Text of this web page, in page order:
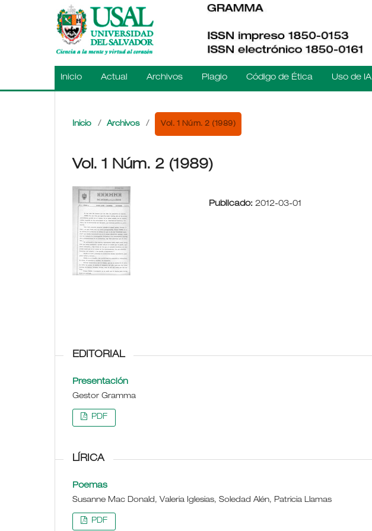
Inicio Actual Archivos Plagio Código de Ética Uso de IA
Inicio / Archivos / Vol. 1 Núm. 2 (1989)
Vol. 1 Núm. 2 (1989)
Publicado: 2012-03-01
EDITORIAL
Presentación
Gestor Gramma
PDF
LÍRICA
Poemas
Susanne Mac Donald, Valeria Iglesias, Soledad Alén, Patricia Llamas
PDF